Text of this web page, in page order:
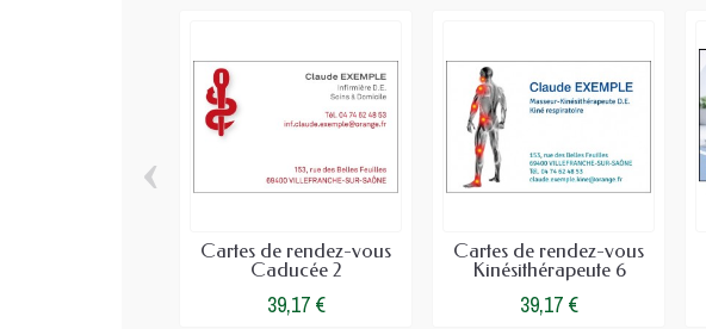
Cartes de rendez-vous
Caducée 2
39,17 €
Cartes de rendez-vous
Kinésithérapeute 6
39,17 €
‹